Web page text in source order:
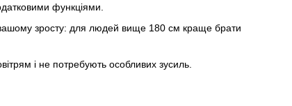
функціями.
вашому зросту: для людей вище 180 см краще брати
і не потребують особливих зусиль.